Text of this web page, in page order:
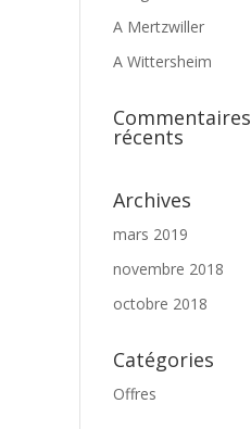
A Mertzwiller
A Wittersheim
Commentaires
récents
Archives
mars 2019
novembre 2018
octobre 2018
Catégories
Offres